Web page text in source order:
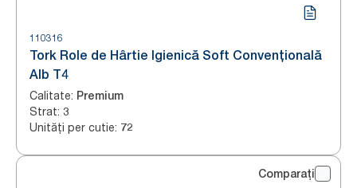
110316
Tork Role de Hârtie Igienică Soft Convențională
Alb T4
Calitate: Premium
Strat: 3
Unități per cutie: 72
Comparați